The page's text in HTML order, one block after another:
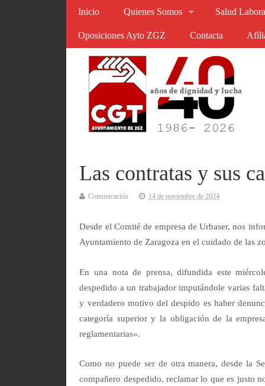
Inicio Quienes Somos Salud
Oposiciones Ayto ZGZ Contacta
Las contratas y sus
Comunicación 14 de noviembre de 2024
Desde el Comité de empresa de Urbaser, nos
Ayuntamiento de Zaragoza en el cuidado de las
En una nota de prensa, difundida este
despedido a un trabajador imputándole varias
y verdadero motivo del despido es haber
categoría superior y la obligación de la
reglamentarias».
Como no puede ser de otra manera, desde la
compañero despedido, reclamar lo que es justo